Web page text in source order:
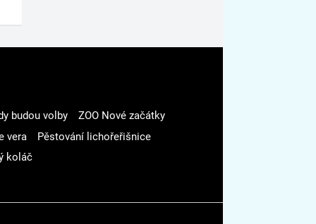
budou volby
ZOO Nové začátky
vera
Pěstování lichořeřišnice
koláč